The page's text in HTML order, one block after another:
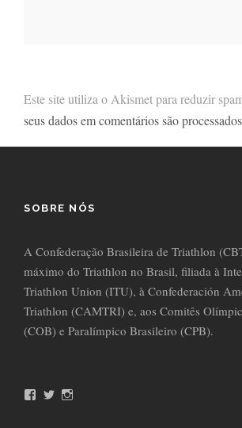
Este site utiliza o Akismet para reduzir
seus dados em comentários são processados
SOBRE NÓS
A Confederação Brasileira de Triathlon
máximo do Triathlon no Brasil, filiada à
Triathlon Union (ITU), à Confederación
Triathlon (CAMTRI) e, aos Comitês
(COB) e Paralímpico Brasileiro (CPB).
T